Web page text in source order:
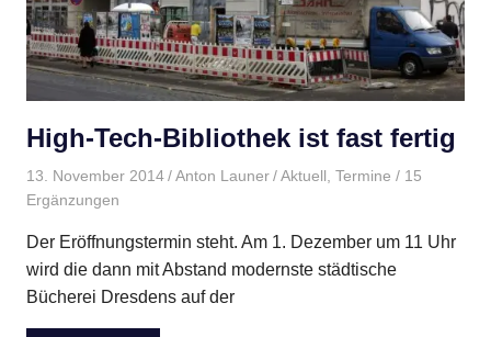
High-Tech-Bibliothek ist fast fertig
13. November 2014 Anton Launer Aktuell Termine / 15
Ergänzungen
Der Eröffnungstermin steht. Am 1. Dezember um 11 Uhr
wird die dann mit Abstand modernste städtische
Bücherei Dresdens auf der